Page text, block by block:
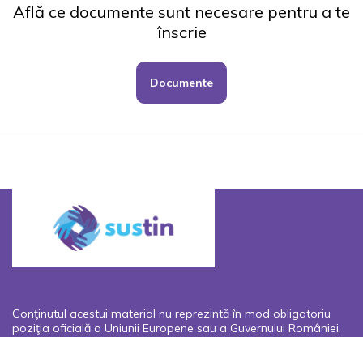
Află ce documente sunt necesare pentru a te
înscrie
Documente
Conţinutul acestui material nu reprezintă în mod obligatoriu
poziţia oficială a Uniunii Europene sau a Guvernului României.